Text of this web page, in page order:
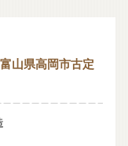
山県高岡市古定